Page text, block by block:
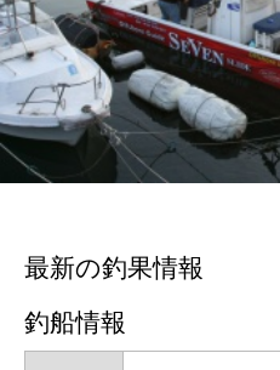
最新の釣果情報
釣船情報